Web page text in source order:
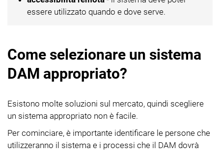
essere utilizzato quando e dove serve.
Come selezionare un sistema
DAM appropriato?
Esistono molte soluzioni sul mercato, quindi scegliere
un sistema appropriato non è facile.
Per cominciare, è importante identificare le persone che
utilizzeranno il sistema e i processi che il DAM dovrà